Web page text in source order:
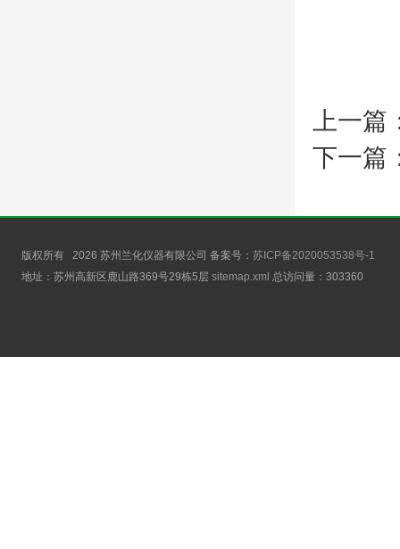
上一篇
下一篇
版权所有 2026 苏州兰化仪器有限公司 备案号： 苏ICP备2020053538号-1
地址：苏州高新区鹿山路369号29栋5层 sitemap.xml 总访问量： 303360